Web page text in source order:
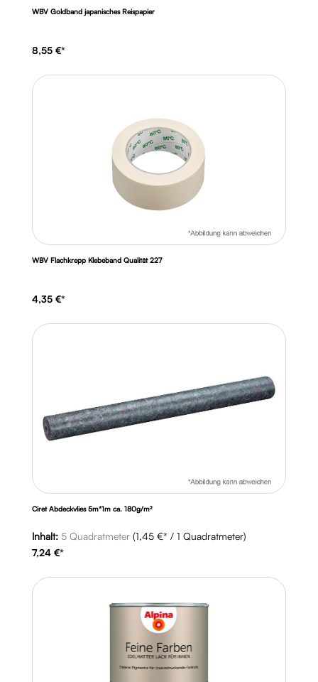
WBV Goldband japanisches Reispapier
8,55 €*
WBV Flachkrepp Klebeband Qualität 227
4,35 €*
Ciret Abdeckvlies 5m*1m ca. 180g/m²
Inhalt: 5 Quadratmeter (1,45 €* / 1 Quadratmeter)
7,24 €*